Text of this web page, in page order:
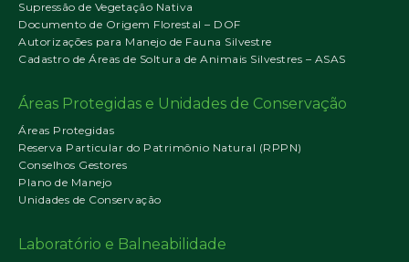
Supressão de Vegetação Nativa
Documento de Origem Florestal – DOF
Autorizações para Manejo de Fauna Silvestre
Cadastro de Áreas de Soltura de Animais Silvestres – ASAS
Áreas Protegidas e Unidades de Conservação
Áreas Protegidas
Reserva Particular do Patrimônio Natural (RPPN)
Conselhos Gestores
Plano de Manejo
Unidades de Conservação
Laboratório e Balneabilidade